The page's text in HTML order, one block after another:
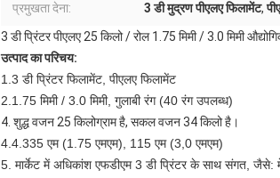
प्रमुखता देना: 3 डी मुद्रण पीएलए फिलामेंट,
3 डी प्रिंटर पीएलए 25 किलो / रोल 1.75 मिमी / 3.0 मिमी
उत्पाद का परिचय:
1.3 डी प्रिंटर फिलामेंट, पीएलए फिलामेंट
2.1.75 मिमी / 3.0 मिमी, गुलाबी रंग (40 रंग उपलब्ध)
4. शुद्ध वजन 25 किलोग्राम है, सकल वजन 34 किलो है।
4.4.335 एम (1.75 एमएम), 115 एम (3,0 एमएम)
5. मार्केट में अधिकांश एफडीएम 3 डी प्रिंटर के साथ संगत, जैसे: